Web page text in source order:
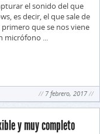
el sonido del que
es decir, el que sale de
primero que se nos viene
micrófono ...
7 febrero, 2017
y muy completo